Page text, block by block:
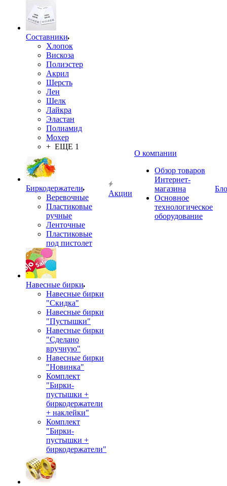
Составники
Хлопок
Вискоза
Полиэстер
Акрил
Шерсть
Лен
Шелк
Лайкра
Эластан
Полиамид
Мохер
+ ЕЩЕ 1
Биркодержатели
Веревочные
Пластиковые
ручные
Ленточные
Пластиковые
под пистолет
Навесные бирки
Навесные бирки
"Скидка"
Навесные бирки
"Пустышки"
Навесные бирки
"Сделано
вручную"
Навесные бирки
"Новинка"
Комплект
"Бирки-
пустышки +
биркодержатели
+ наклейки"
Комплект
"Бирки-
пустышки +
биркодержатели"
Акции
О компании
Обзор товаров
Интернет-
магазина
Основное
технологическое
оборудование